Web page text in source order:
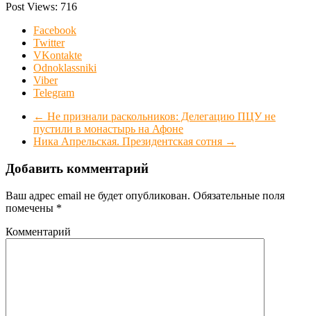
Post Views: 716
Facebook
Twitter
VKontakte
Odnoklassniki
Viber
Telegram
← Не признали раскольников: Делегацию ПЦУ не
пустили в монастырь на Афоне
Ника Апрельская. Президентская сотня →
Добавить комментарий
Ваш адрес email не будет опубликован. Обязательные поля
помечены *
Комментарий